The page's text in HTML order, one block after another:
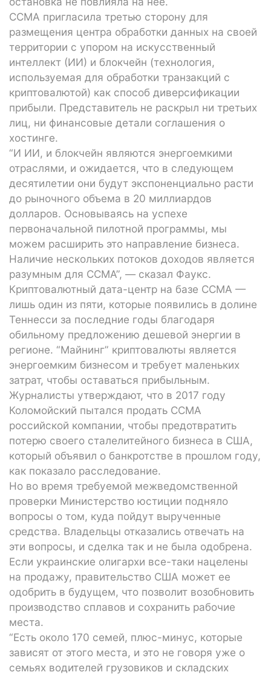
CCMA пригласила третью сторону для
размещения центра обработки данных на своей
территории с упором на искусственный
интеллект (ИИ) и блокчейн (технология,
используемая для обработки транзакций с
криптовалютой) как способ диверсификации
прибыли. Представитель не раскрыл ни третьих
лиц, ни финансовые детали соглашения о
хостинге.
“И ИИ, и блокчейн являются энергоемкими
отраслями, и ожидается, что в следующем
десятилетии они будут экспоненциально расти
до рыночного объема в 20 миллиардов
долларов. Основываясь на успехе
первоначальной пилотной программы, мы
можем расширить это направление бизнеса.
Наличие нескольких потоков доходов является
разумным для CCMA”, — сказал Фаукс.
Криптовалютный дата-центр на базе CCMA —
лишь один из пяти, которые появились в долине
Теннесси за последние годы благодаря
обильному предложению дешевой энергии в
регионе. “Майнинг” криптовалюты является
энергоемким бизнесом и требует маленьких
затрат, чтобы оставаться прибыльным.
Журналисты утверждают, что в 2017 году
Коломойский пытался продать CCMA
российской компании, чтобы предотвратить
потерю своего сталелитейного бизнеса в США,
который объявил о банкротстве в прошлом году,
как показало расследование.
Но во время требуемой межведомственной
проверки Министерство юстиции подняло
вопросы о том, куда пойдут вырученные
средства. Владельцы отказались отвечать на
эти вопросы, и сделка так и не была одобрена.
Если украинские олигархи все-таки нацелены
на продажу, правительство США может ее
одобрить в будущем, что позволит возобновить
производство сплавов и сохранить рабочие
места.
“Есть около 170 семей, плюс-минус, которые
зависят от этого места, и это не говоря уже о
семьях водителей грузовиков и складских